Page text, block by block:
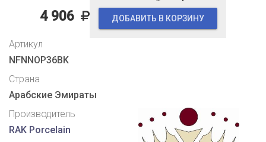
4 906 ДОБАВИТЬ В КОРЗИНУ
Артикул
NFNNOP36BK
Страна
Арабские Эмираты
Производитель
RAK Porcelain